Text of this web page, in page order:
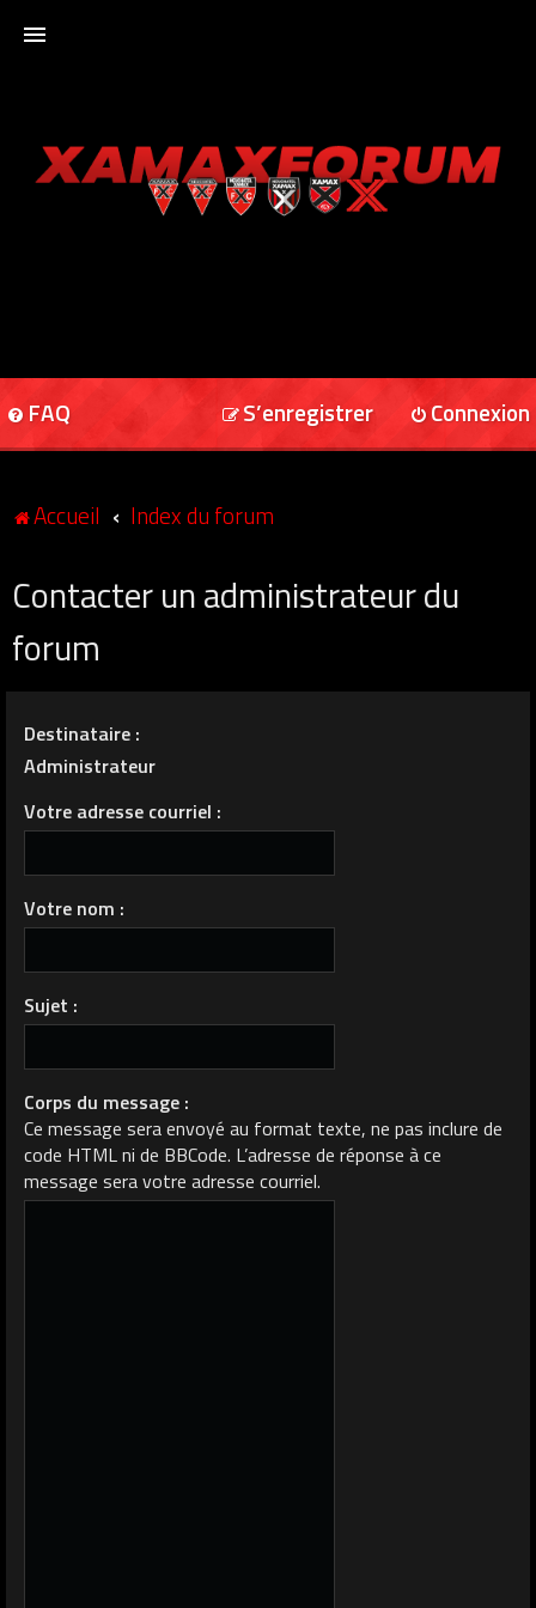
XAMAXFORUM
FAQ Connexion
S’enregistrer
Accueil Index du forum
Contacter un administrateur du
forum
Destinataire :
Administrateur
Votre adresse courriel :
Votre nom :
Sujet :
Corps du message :
Ce message sera envoyé au format texte, ne pas inclure de
code HTML ni de BBCode. L’adresse de réponse à ce
message sera votre adresse courriel.